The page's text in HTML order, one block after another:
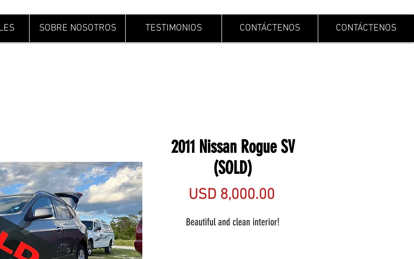
SOBRE NOSOTROS TESTIMONIOS CONTÁCTENOS CONTÁCTENOS
2011 Nissan Rogue SV
(SOLD)
USD 8,000.00Precio
Beautiful and clean interior!